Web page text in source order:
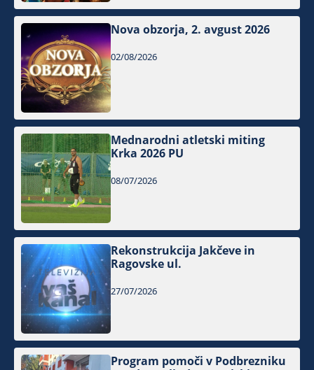
Nova obzorja, 2. avgust 2026
02/08/2026
Mednarodni atletski miting
Krka 2026 PU
08/07/2026
Rekonstrukcija Jakčeve in
Ragovske ul.
27/07/2026
Program pomoči v Podbrezniku